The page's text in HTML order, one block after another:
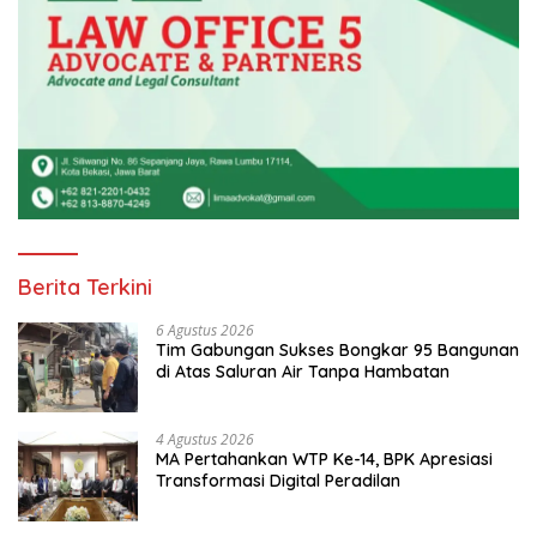
Berita Terkini
6 Agustus 2026
Tim Gabungan Sukses Bongkar 95 Bangunan
di Atas Saluran Air Tanpa Hambatan
4 Agustus 2026
MA Pertahankan WTP Ke-14, BPK Apresiasi
Transformasi Digital Peradilan